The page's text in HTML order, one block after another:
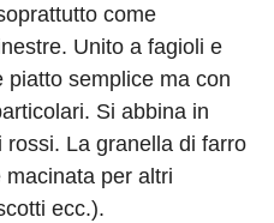
come
Unito a fagioli e
semplice ma con
Si abbina in
La granella di farro
per altri
ecc.).